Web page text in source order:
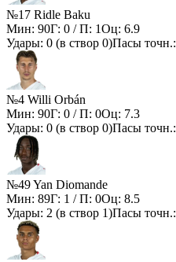
№17 Ridle Baku
Мин: 90Г: 0 / П: 1Оц: 6.9
Удары: 0 (в створ 0)Пасы точн.:
№4 Willi Orbán
Мин: 90Г: 0 / П: 0Оц: 7.3
Удары: 0 (в створ 0)Пасы точн.:
№49 Yan Diomande
Мин: 89Г: 1 / П: 0Оц: 8.5
Удары: 2 (в створ 1)Пасы точн.: